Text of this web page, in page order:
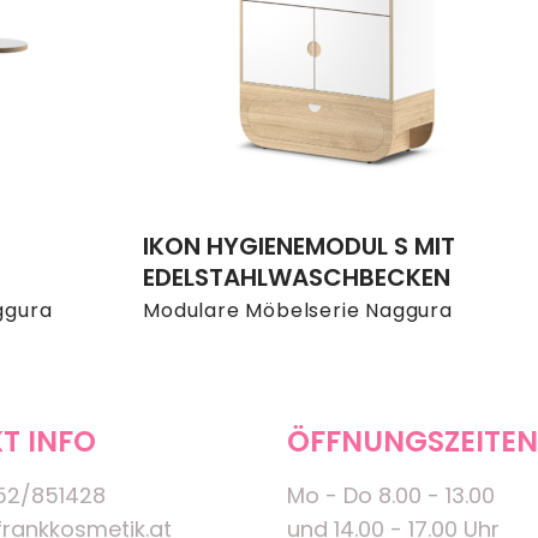
Modulare Möbelserie Naggura
IKON HYGIENEMODUL S MIT
EDELSTAHLWASCHBECKEN
INFO
851428
ÖFFNUNGSZEITEN
Mo - Do 8.00 - 13.00
und 14.00 - 17.00 Uhr